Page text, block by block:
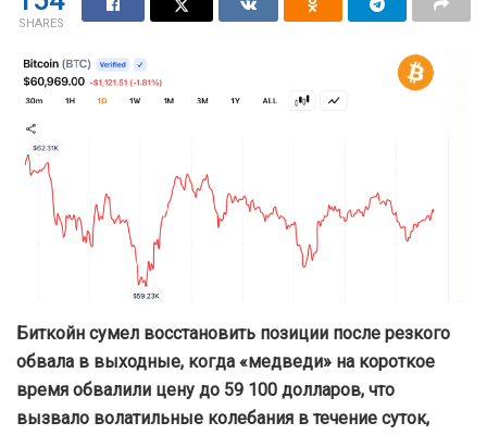
SHARES
Биткойн сумел восстановить позиции после резкого
обвала в выходные, когда «медведи» на короткое
время обвалили цену до 59 100 долларов, что
вызвало волатильные колебания в течение суток,